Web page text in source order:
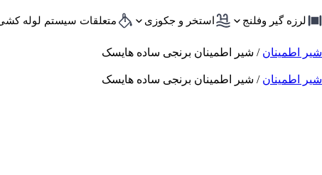
لرزه گیر وفلنج استخر و جکوزی متعلقات سیستم لوله
شیر اطمینان / شیر اطمینان برنجی ساده هایسک
شیر اطمینان / شیر اطمینان برنجی ساده هایسک